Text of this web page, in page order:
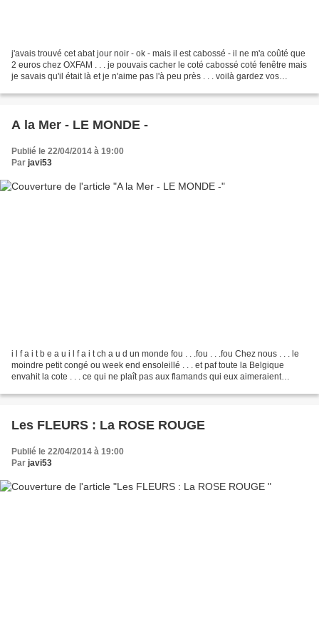
j'avais trouvé cet abat jour noir - ok - mais il est cabossé - il ne m'a coûté que
2 euros chez OXFAM . . . je pouvais cacher le coté cabossé coté fenêtre mais
je savais qu'il était là et je n'aime pas l'à peu près . . . voilà gardez vos
A la Mer - LE MONDE -
Publié le 22/04/2014 à 19:00
Par javi53
i l f a i t b e a u i l f a i t ch a u d un monde fou . . .fou . . .fou Chez nous . . . le
moindre petit congé ou week end ensoleillé . . . et paf toute la Belgique
envahit la cote . . . ce qui ne plaît pas aux flamands qui eux aimeraient
Les FLEURS : La ROSE ROUGE
Publié le 22/04/2014 à 19:00
Par javi53